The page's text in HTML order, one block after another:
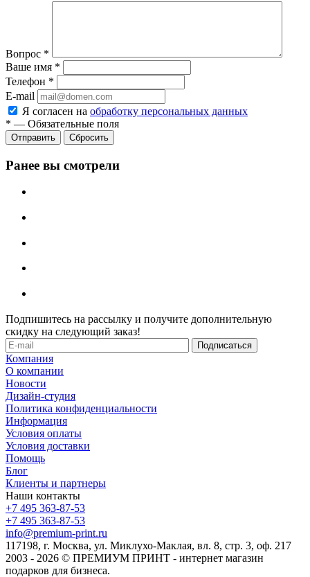
Вопрос *
Ваше имя *
Телефон *
E-mail
Я согласен на обработку персональных данных
* — Обязательные поля
Отправить Сбросить
Ранее вы смотрели
Подпишитесь на рассылку и получите дополнительную
скидку на следующий заказ!
Компания
О компании
Новости
Дизайн-студия
Политика конфиденциальности
Информация
Условия оплаты
Условия доставки
Помощь
Блог
Клиенты и партнеры
Наши контакты
+7 495 363-87-53
+7 495 363-87-53
info@premium-print.ru
117198, г. Москва, ул. Миклухо-Маклая, вл. 8, стр. 3, оф. 217
2003 - 2026 © ПРЕМИУМ ПРИНТ - интернет магазин
подарков для бизнеса.